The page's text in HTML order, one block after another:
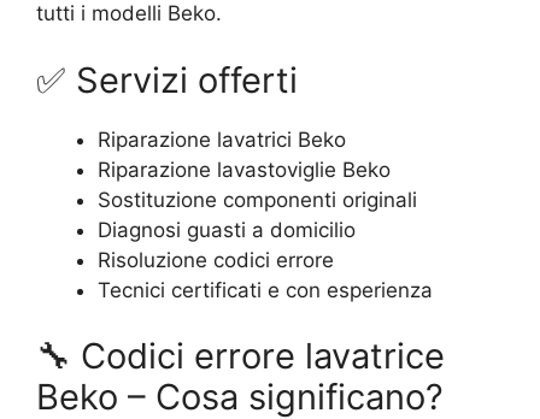
tutti i modelli Beko.
✅ Servizi offerti
Riparazione lavatrici Beko
Riparazione lavastoviglie Beko
Sostituzione componenti originali
Diagnosi guasti a domicilio
Risoluzione codici errore
Tecnici certificati e con esperienza
🔧 Codici errore lavatrice
Beko – Cosa significano?